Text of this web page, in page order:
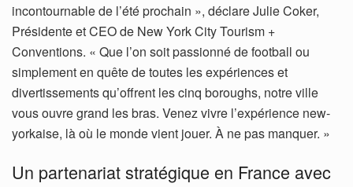
incontournable de l’été prochain », déclare Julie Coker,
Présidente et CEO de New York City Tourism +
Conventions. « Que l’on soit passionné de football ou
simplement en quête de toutes les expériences et
divertissements qu’offrent les cinq boroughs, notre ville
vous ouvre grand les bras. Venez vivre l’expérience new-
yorkaise, là où le monde vient jouer. À ne pas manquer. »
Un partenariat stratégique en France avec